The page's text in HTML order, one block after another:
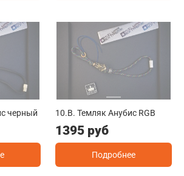
черный 10.B. Темляк Анубис RGB
1395 руб
Подробнее